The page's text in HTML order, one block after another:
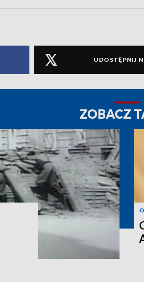
UDOSTĘPNIJ
ZOBACZ